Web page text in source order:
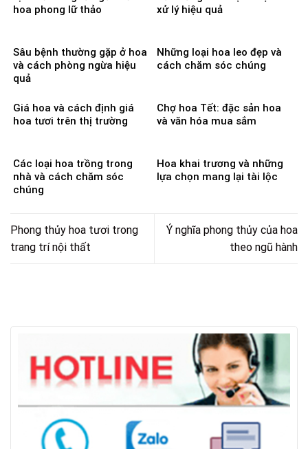
hoa phong lữ thảo
xử lý hiệu quả
Sâu bệnh thường gặp ở hoa
và cách phòng ngừa hiệu
quả
Những loại hoa leo đẹp và
cách chăm sóc chúng
Giá hoa và cách định giá
hoa tươi trên thị trường
Chợ hoa Tết: đặc sản hoa
và văn hóa mua sắm
Các loại hoa trồng trong
nhà và cách chăm sóc
chúng
Hoa khai trương và những
lựa chọn mang lại tài lộc
Phong thủy hoa tươi trong
trang trí nội thất
Ý nghĩa phong thủy của hoa
theo ngũ hành